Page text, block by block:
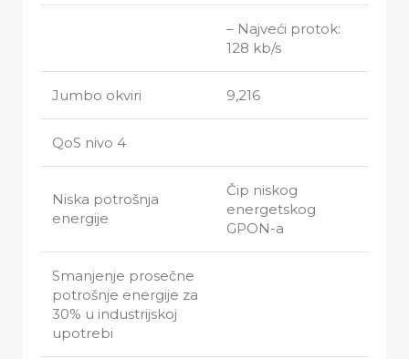
– Najveći protok:
128 kb/s
Jumbo okviri 9,216
QoS nivo 4
Niska potrošnja
energije
Čip niskog
energetskog
GPON-a
Smanjenje prosečne
potrošnje energije za
30% u industrijskoj
upotrebi